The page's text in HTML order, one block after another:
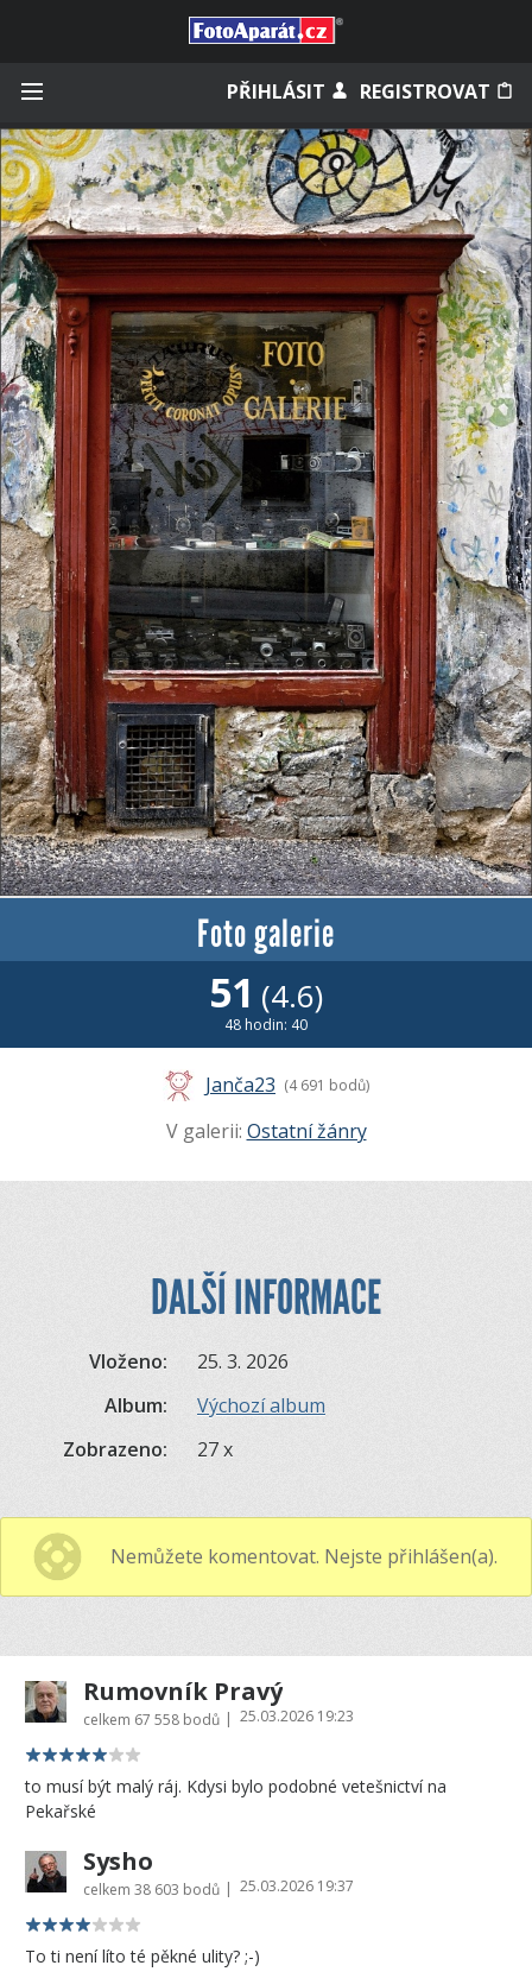
PŘIHLÁSIT REGISTROVAT
Zapamatovat
Zapomněli jste heslo?
Měli jste účet na starém webu?
Foto galerie
51 (4.6)
48 hodin: 40
Janča23 (4 691 bodů)
V galerii: Ostatní žánry
DALŠÍ INFORMACE
Vloženo:
25. 3. 2026
Album:
Výchozí album
Zobrazeno:
27 x
Nemůžete komentovat. Nejste přihlášen(a).
Rumovník Pravý
celkem 67 558 bodů | 25.03.2026 19:23
to musí být malý ráj. Kdysi bylo podobné vetešnictví na
Pekařské
Sysho
celkem 38 603 bodů | 25.03.2026 19:37
To ti není líto té pěkné ulity? ;-)